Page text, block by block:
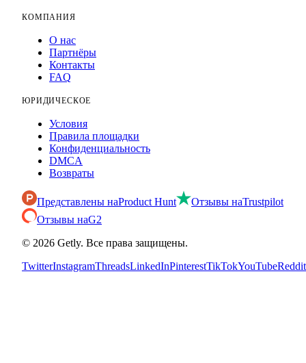
КОМПАНИЯ
О нас
Партнёры
Контакты
FAQ
ЮРИДИЧЕСКОЕ
Условия
Правила площадки
Конфиденциальность
DMCA
Возвраты
Представлены наProduct Hunt Отзывы наTrustpilot
Отзывы наG2
© 2026 Getly. Все права защищены.
TwitterInstagramThreadsLinkedInPinterestTikTokYouTubeReddit